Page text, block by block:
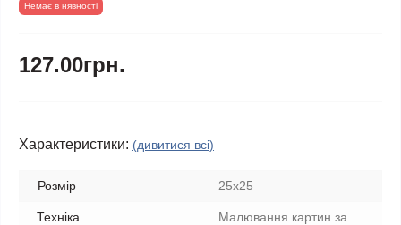
Немає в нявності
127.00грн.
Характеристики: (дивитися всі)
Розмір 25x25
Техніка
Малювання картин за